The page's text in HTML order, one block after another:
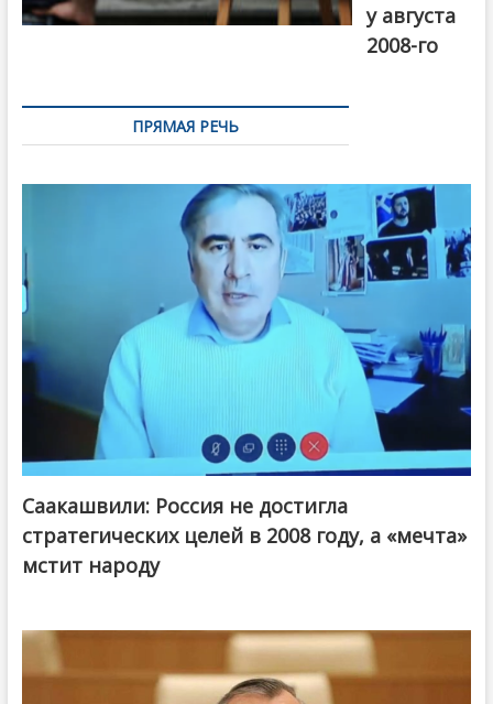
у августа
2008-го
ПРЯМАЯ РЕЧЬ
Саакашвили: Россия не достигла
стратегических целей в 2008 году, а «мечта»
мстит народу